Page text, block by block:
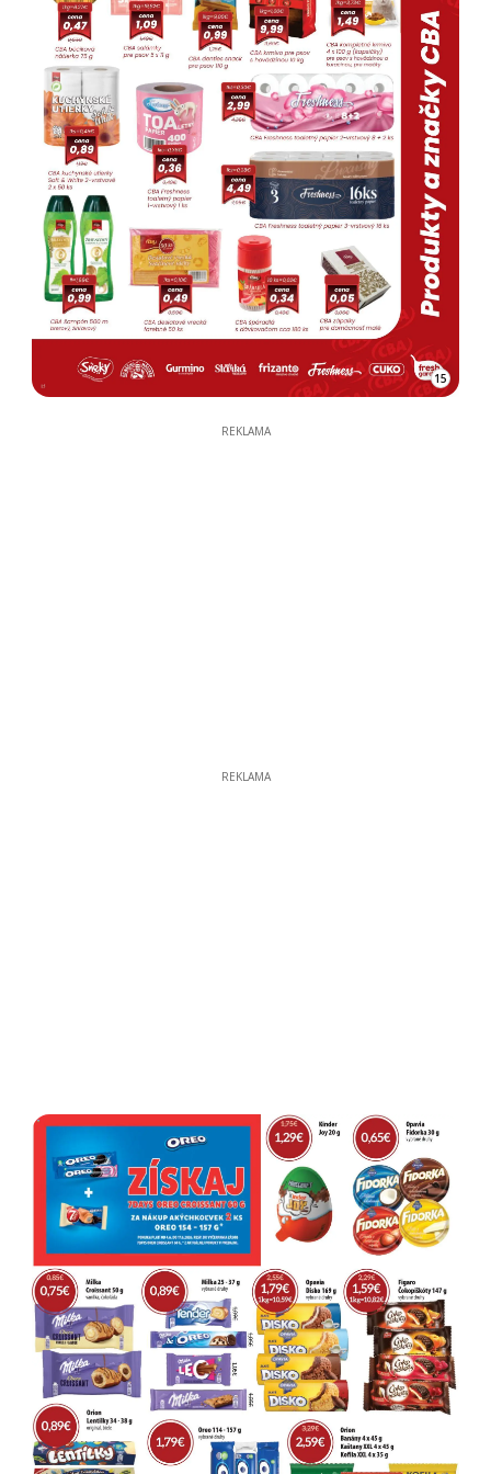
15
REKLAMA
REKLAMA